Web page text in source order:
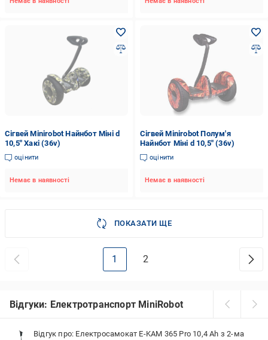
Сігвей Minirobot Найнбот Міні d
10,5" Хакі (36v)
оцінити
Немає в наявності
Сігвей Minirobot Полум'я
Найнбот Міні d 10,5" (36v)
оцінити
Немає в наявності
ПОКАЗАТИ ЩЕ
1 2
Відгуки: Електротранспорт MiniRobot
Відгук про: Електросамокат E-KAM 365 Pro 10,4 Ah з 2-ма